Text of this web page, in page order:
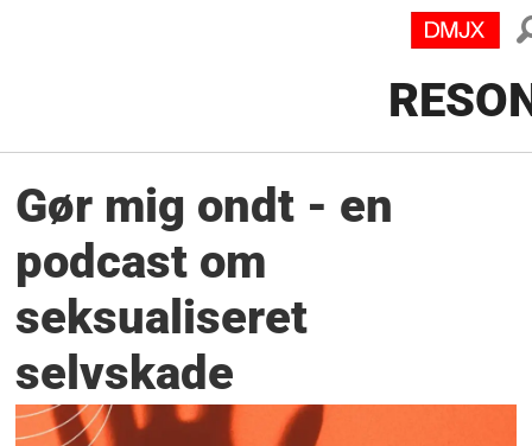
Gør mig ondt - en
podcast om
seksualiseret
selvskade